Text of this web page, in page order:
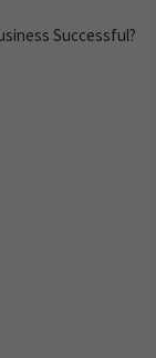
Successful?